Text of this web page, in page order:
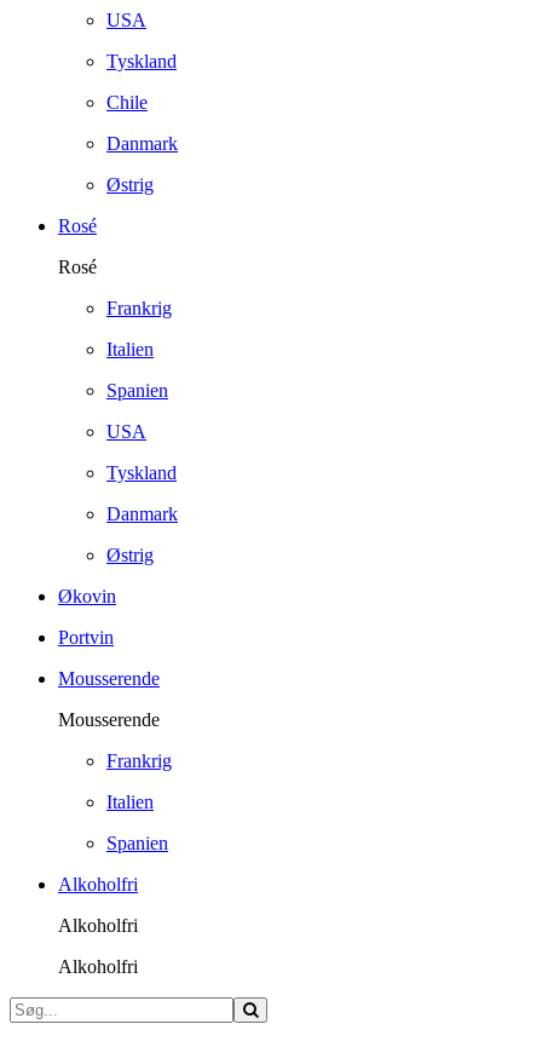
USA
Tyskland
Chile
Danmark
Østrig
Rosé
Rosé
Frankrig
Italien
Spanien
USA
Tyskland
Danmark
Østrig
Økovin
Portvin
Mousserende
Mousserende
Frankrig
Italien
Spanien
Alkoholfri
Alkoholfri
Alkoholfri